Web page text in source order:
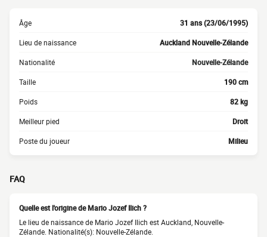
Âge 31 ans (23/06/1995)
Lieu de naissance Auckland Nouvelle-Zélande
Nationalité Nouvelle-Zélande
Taille 190 cm
Poids 82 kg
Meilleur pied Droit
Poste du joueur Milieu
FAQ
Quelle est l'origine de Mario Jozef Ilich ?
Le lieu de naissance de Mario Jozef Ilich est Auckland, Nouvelle-
Zélande. Nationalité(s): Nouvelle-Zélande.